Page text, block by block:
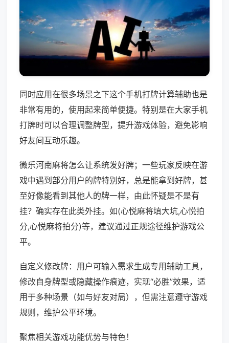
同时应用在很多场景之下这个手机打牌计算辅助也是
非常有用的，使用起来简单便捷。特别是在大家手机
打牌时可以合理调整牌型，提升游戏体验，避免影响
好友间互动乐趣。
微乐河南麻将怎么让系统发好牌；一些玩家反映在游
戏中遇到部分用户的牌特别好，总是能拿到好牌，甚
至好像能看到其他人的牌一样，由此怀疑是不是有
挂？确实存在此类外挂。如(心悦麻将填大坑,心悦拍
分,心悦麻将拍分)等，建议通过正规途径维护游戏公
平。
自定义修改牌：用户可输入需求生成专用辅助工具，
修改自身牌型或隐藏操作痕迹，实现“必胜”效果，适
用于多种场景（如与好友对局），但需注意遵守游戏
规则，维护公平环境。
聚焦相关游戏功能优势与特色！